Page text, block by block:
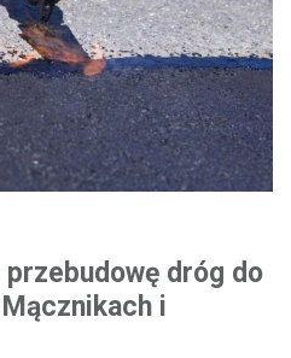
przebudowę dróg do
i